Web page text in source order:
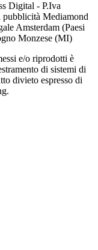
Digital - P.Iva
Mediamond
Amsterdam (Paesi
Monzese (MI)
e/o riprodotti è
di sistemi di
divieto espresso di